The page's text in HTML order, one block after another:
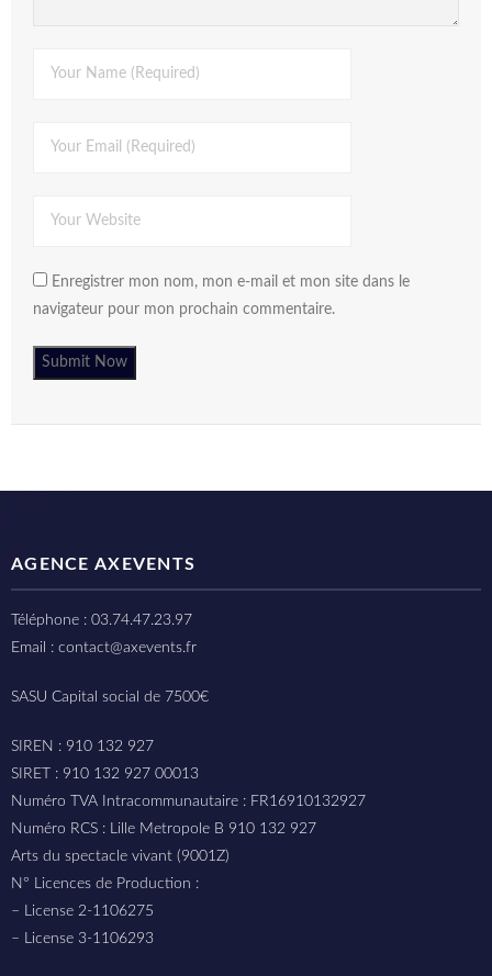
Enregistrer mon nom, mon e-mail et mon site dans le
navigateur pour mon prochain commentaire.
AGENCE AXEVENTS
Téléphone : 03.74.47.23.97
Email : contact@axevents.fr
SASU Capital social de 7500€
SIREN : 910 132 927
SIRET : 910 132 927 00013
Numéro TVA Intracommunautaire : FR16910132927
Numéro RCS : Lille Metropole B 910 132 927
Arts du spectacle vivant (9001Z)
N° Licences de Production :
– License 2-1106275
– License 3-1106293